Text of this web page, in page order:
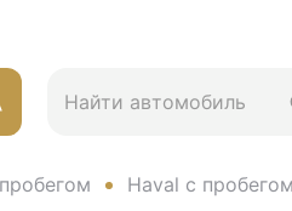
Haval с пробегом